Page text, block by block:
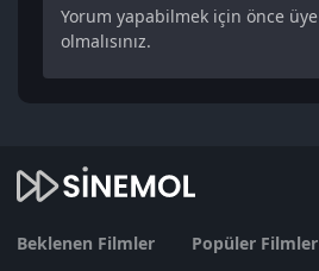
Yorum yapabilmek için önce üye
olmalısınız.
Beklenen Filmler
Popüler Filmler